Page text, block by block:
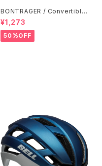
BONTRAGER / Convertible
Neck Gaiter / Purple Lotus
-Black
¥1,273
50%OFF